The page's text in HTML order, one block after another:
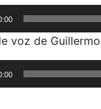
voz de